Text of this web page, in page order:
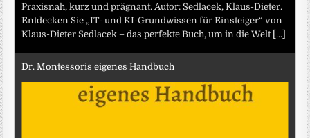
Praxisnah, kurz und prägnant. Autor: Sedlacek, Klaus-Dieter.
Entdecken Sie „IT- und KI-Grundwissen für Einsteiger“ von
Klaus-Dieter Sedlacek – das perfekte Buch, um in die Welt [...]
Dr. Montessoris eigenes Handbuch